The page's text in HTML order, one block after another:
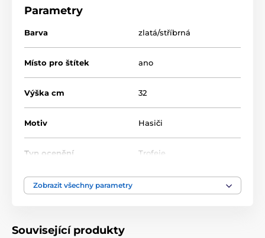
Parametry
Barva zlatá/stříbrná
Místo pro štítek ano
Výška cm 32
Motiv Hasiči
Typ ocenění Trofeje
Materiál
Zobrazit všechny parametry
Související produkty